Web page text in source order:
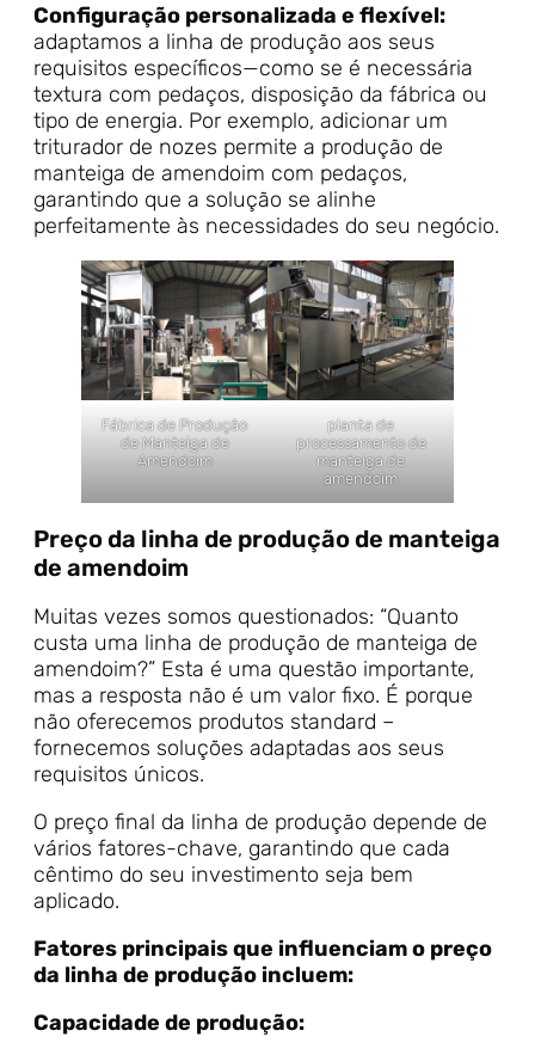
Configuração personalizada e flexível:
adaptamos a linha de produção aos seus
requisitos específicos—como se é necessária
textura com pedaços, disposição da fábrica ou
tipo de energia. Por exemplo, adicionar um
triturador de nozes permite a produção de
manteiga de amendoim com pedaços,
garantindo que a solução se alinhe
perfeitamente às necessidades do seu negócio.
Fábrica de Produção
de Manteiga de
Amendoim
planta de
processamento de
manteiga de
amendoim
Preço da linha de produção de manteiga
de amendoim
Muitas vezes somos questionados: “Quanto
custa uma linha de produção de manteiga de
amendoim?” Esta é uma questão importante,
mas a resposta não é um valor fixo. É porque
não oferecemos produtos standard –
fornecemos soluções adaptadas aos seus
requisitos únicos.
O preço final da linha de produção depende de
vários fatores-chave, garantindo que cada
cêntimo do seu investimento seja bem
aplicado.
Fatores principais que influenciam o preço
da linha de produção incluem:
Capacidade de produção: